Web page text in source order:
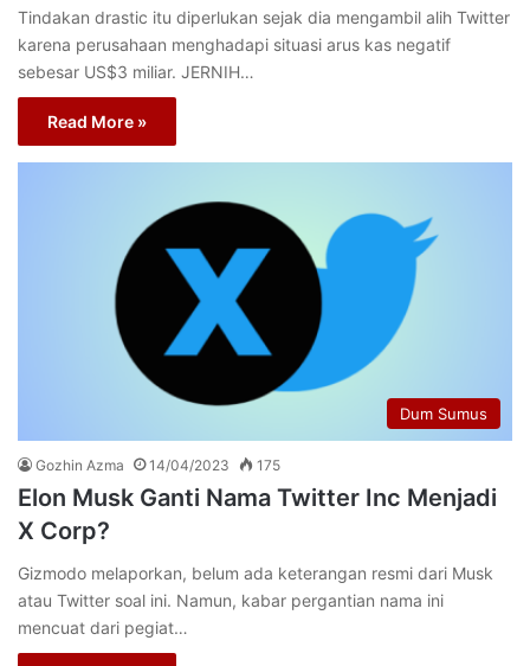
Tindakan drastic itu diperlukan sejak dia mengambil alih Twitter
karena perusahaan menghadapi situasi arus kas negatif
sebesar US$3 miliar. JERNIH…
Read More »
Dum Sumus
Gozhin Azma 14/04/2023 175
Elon Musk Ganti Nama Twitter Inc Menjadi
X Corp?
Gizmodo melaporkan, belum ada keterangan resmi dari Musk
atau Twitter soal ini. Namun, kabar pergantian nama ini
mencuat dari pegiat…